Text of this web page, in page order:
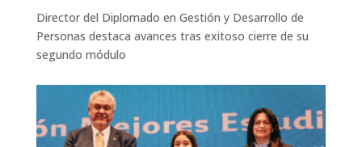
Director del Diplomado en Gestión y Desarrollo de
Personas destaca avances tras exitoso cierre de su
segundo módulo